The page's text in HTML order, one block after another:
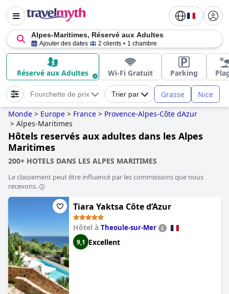
Alpes-Maritimes, Réservé aux Adultes
Ajouter des dates 2 clients 1 chambre
Réservé aux Adultes Wi-Fi Gratuit Parking
Fourchette de prix Trier par Grasse Nice
Monde > Europe > France > Provence-Alpes-Côte dAzur
> Alpes-Maritimes
Hôtels reservés aux adultes dans les Alpes
Maritimes
200+ HOTELS DANS LES ALPES MARITIMES
Le classement peut être influencé par les commissions que nous
recevons.
Tiara Yaktsa Côte d’Azur
Hôtel à Theoule-sur-Mer
9,1 Excellent